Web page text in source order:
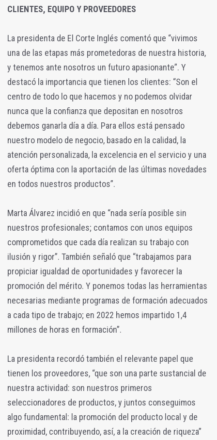
CLIENTES, EQUIPO Y PROVEEDORES
La presidenta de El Corte Inglés comentó que “vivimos
una de las etapas más prometedoras de nuestra historia,
y tenemos ante nosotros un futuro apasionante”. Y
destacó la importancia que tienen los clientes: “Son el
centro de todo lo que hacemos y no podemos olvidar
nunca que la confianza que depositan en nosotros
debemos ganarla día a día. Para ellos está pensado
nuestro modelo de negocio, basado en la calidad, la
atención personalizada, la excelencia en el servicio y una
oferta óptima con la aportación de las últimas novedades
en todos nuestros productos”.
Marta Álvarez incidió en que “nada sería posible sin
nuestros profesionales; contamos con unos equipos
comprometidos que cada día realizan su trabajo con
ilusión y rigor”. También señaló que “trabajamos para
propiciar igualdad de oportunidades y favorecer la
promoción del mérito. Y ponemos todas las herramientas
necesarias mediante programas de formación adecuados
a cada tipo de trabajo; en 2022 hemos impartido 1,4
millones de horas en formación”.
La presidenta recordó también el relevante papel que
tienen los proveedores, “que son una parte sustancial de
nuestra actividad: son nuestros primeros
seleccionadores de productos, y juntos conseguimos
algo fundamental: la promoción del producto local y de
proximidad, contribuyendo, así, a la creación de riqueza”